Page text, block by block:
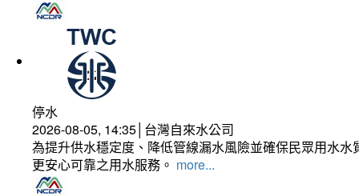
停水
2026-08-05, 14:35│台灣自來水公司
為提升供水穩定度、降低管線漏水風險並確保民眾用水
更安心可靠之用水服務。 more...